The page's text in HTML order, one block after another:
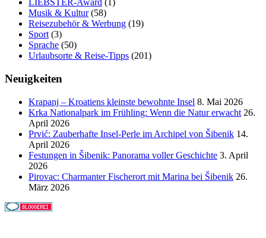
LIEBSTER-Award (1)
Musik & Kultur(58)
Reisezubehör & Werbung (19)
Sport (3)
Sprache (50)
Urlaubsorte & Reise-Tipps (201)
Neuigkeiten
Krapanj – Kroatiens kleinste bewohnte Insel 8. Mai 2026
Krka Nationalpark im Frühling: Wenn die Natur erwacht 26.
April 2026
Prvić: Zauberhafte Insel-Perle im Archipel von Šibenik 14.
April 2026
Festungen in Šibenik: Panorama voller Geschichte 3. April
2026
Pirovac: Charmanter Fischerort mit Marina bei Šibenik 26.
März 2026